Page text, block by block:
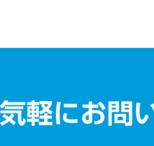
軽にお問